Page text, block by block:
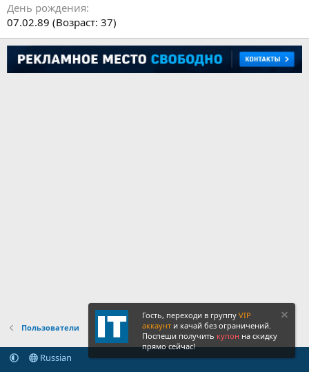
День рождения
07.02.89 (Возраст: 37)
Пользователи
Russian
Гость, переходи в группу VIP
аккаунт и качай без ограничений.
Поспеши получить купон на скидку
прямо сейчас!